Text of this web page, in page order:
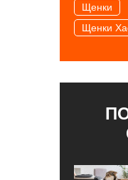
Щенки
Щенки